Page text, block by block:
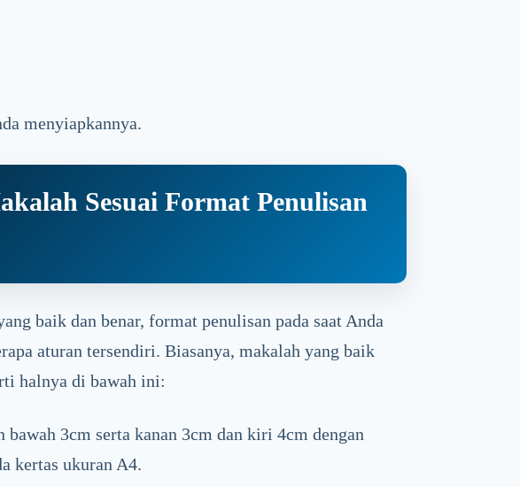
menyiapkannya.
Sesuai Format Penulisan
baik dan benar, format penulisan pada saat Anda
aturan tersendiri. Biasanya, makalah yang baik
halnya di bawah ini:
3cm serta kanan 3cm dan kiri 4cm dengan
kertas ukuran A4.